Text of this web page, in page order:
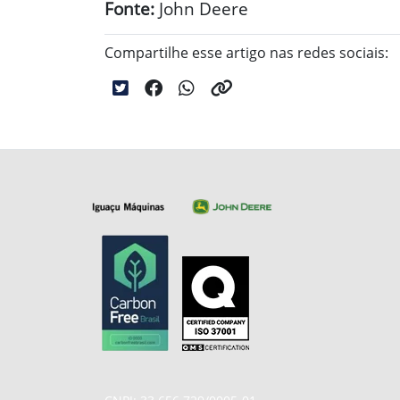
Fonte: John Deere
Compartilhe esse artigo nas redes sociais: